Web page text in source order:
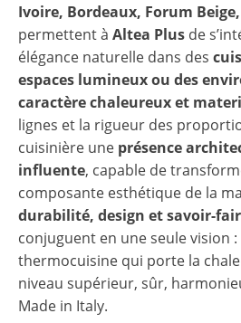
Ivoire, Bordeaux, Forum
permettent à Altea Plus de
élégance naturelle dans des
espaces lumineux ou des
caractère chaleureux et
lignes et la rigueur des
cuisinière une présence
influente, capable de
composante esthétique de la
durabilité, design et savoir-
conjuguent en une seule vision :
thermocuisine qui porte la
niveau supérieur, sûr,
Made in Italy.